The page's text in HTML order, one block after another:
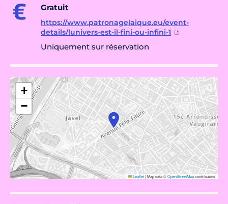
Gratuit
https://www.patronagelaique.eu/event-
details/lunivers-est-il-fini-ou-infini-1
Uniquement sur réservation
+
−
Leaflet|Map data ©OpenStreetMapcontributors